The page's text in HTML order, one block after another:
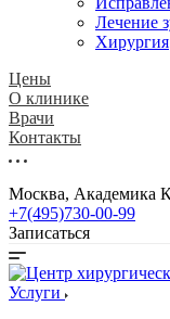
Лечение
Хирургия
Цены
О клинике
Врачи
Контакты
Москва, Академика
+7(495)730-00-99
Записаться
Услуги